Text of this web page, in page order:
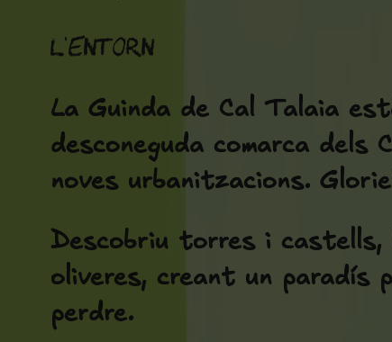
L'entorn
La Guinda de Cal Talaia
desconeguda comarca dels
noves urbanitzacions.
Descobriu torres i castells,
oliveres, creant un paradís
perdre.